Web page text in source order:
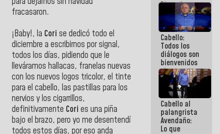
fracasaron.
¡Baby!, la Cori se dedicó todo el
diciembre a escribirnos por signal,
todos los días, pidiendo que le
lleváramos hallacas, franelas nuevas
con los nuevos logos tricolor, el tinte
para el cabello, las pastillas para los
nervios y los cigarrillos,
definitivamente Cori es una piña
bajo el brazo, pero yo me desentendí
todos estos días, por eso anda
Dinorah
Figuera y
acuerdan
primer
encuentro
presencial
para el
diálogo
Cabello:
Todos los
diálogos son
bienvenidos
siempre que
estén en el
marco de la
Constitución
de la
República
Cabello al
palangrista
Avendaño:
Lo que